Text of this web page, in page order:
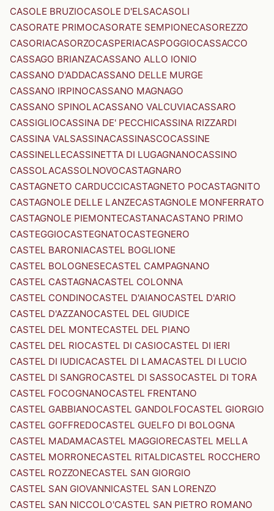
CASOLE BRUZIOCASOLE D'ELSACASOLI
CASORATE PRIMOCASORATE SEMPIONECASOREZZO
CASORIACASORZOCASPERIACASPOGGIOCASSACCO
CASSAGO BRIANZACASSANO ALLO IONIO
CASSANO D'ADDACASSANO DELLE MURGE
CASSANO IRPINOCASSANO MAGNAGO
CASSANO SPINOLACASSANO VALCUVIACASSARO
CASSIGLIOCASSINA DE' PECCHICASSINA RIZZARDI
CASSINA VALSASSINACASSINASCOCASSINE
CASSINELLECASSINETTA DI LUGAGNANOCASSINO
CASSOLACASSOLNOVOCASTAGNARO
CASTAGNETO CARDUCCICASTAGNETO POCASTAGNITO
CASTAGNOLE DELLE LANZECASTAGNOLE MONFERRATO
CASTAGNOLE PIEMONTECASTANACASTANO PRIMO
CASTEGGIOCASTEGNATOCASTEGNERO
CASTEL BARONIACASTEL BOGLIONE
CASTEL BOLOGNESECASTEL CAMPAGNANO
CASTEL CASTAGNACASTEL COLONNA
CASTEL CONDINOCASTEL D'AIANOCASTEL D'ARIO
CASTEL D'AZZANOCASTEL DEL GIUDICE
CASTEL DEL MONTECASTEL DEL PIANO
CASTEL DEL RIOCASTEL DI CASIOCASTEL DI IERI
CASTEL DI IUDICACASTEL DI LAMACASTEL DI LUCIO
CASTEL DI SANGROCASTEL DI SASSOCASTEL DI TORA
CASTEL FOCOGNANOCASTEL FRENTANO
CASTEL GABBIANOCASTEL GANDOLFOCASTEL GIORGIO
CASTEL GOFFREDOCASTEL GUELFO DI BOLOGNA
CASTEL MADAMACASTEL MAGGIORECASTEL MELLA
CASTEL MORRONECASTEL RITALDICASTEL ROCCHERO
CASTEL ROZZONECASTEL SAN GIORGIO
CASTEL SAN GIOVANNICASTEL SAN LORENZO
CASTEL SAN NICCOLO'CASTEL SAN PIETRO ROMANO